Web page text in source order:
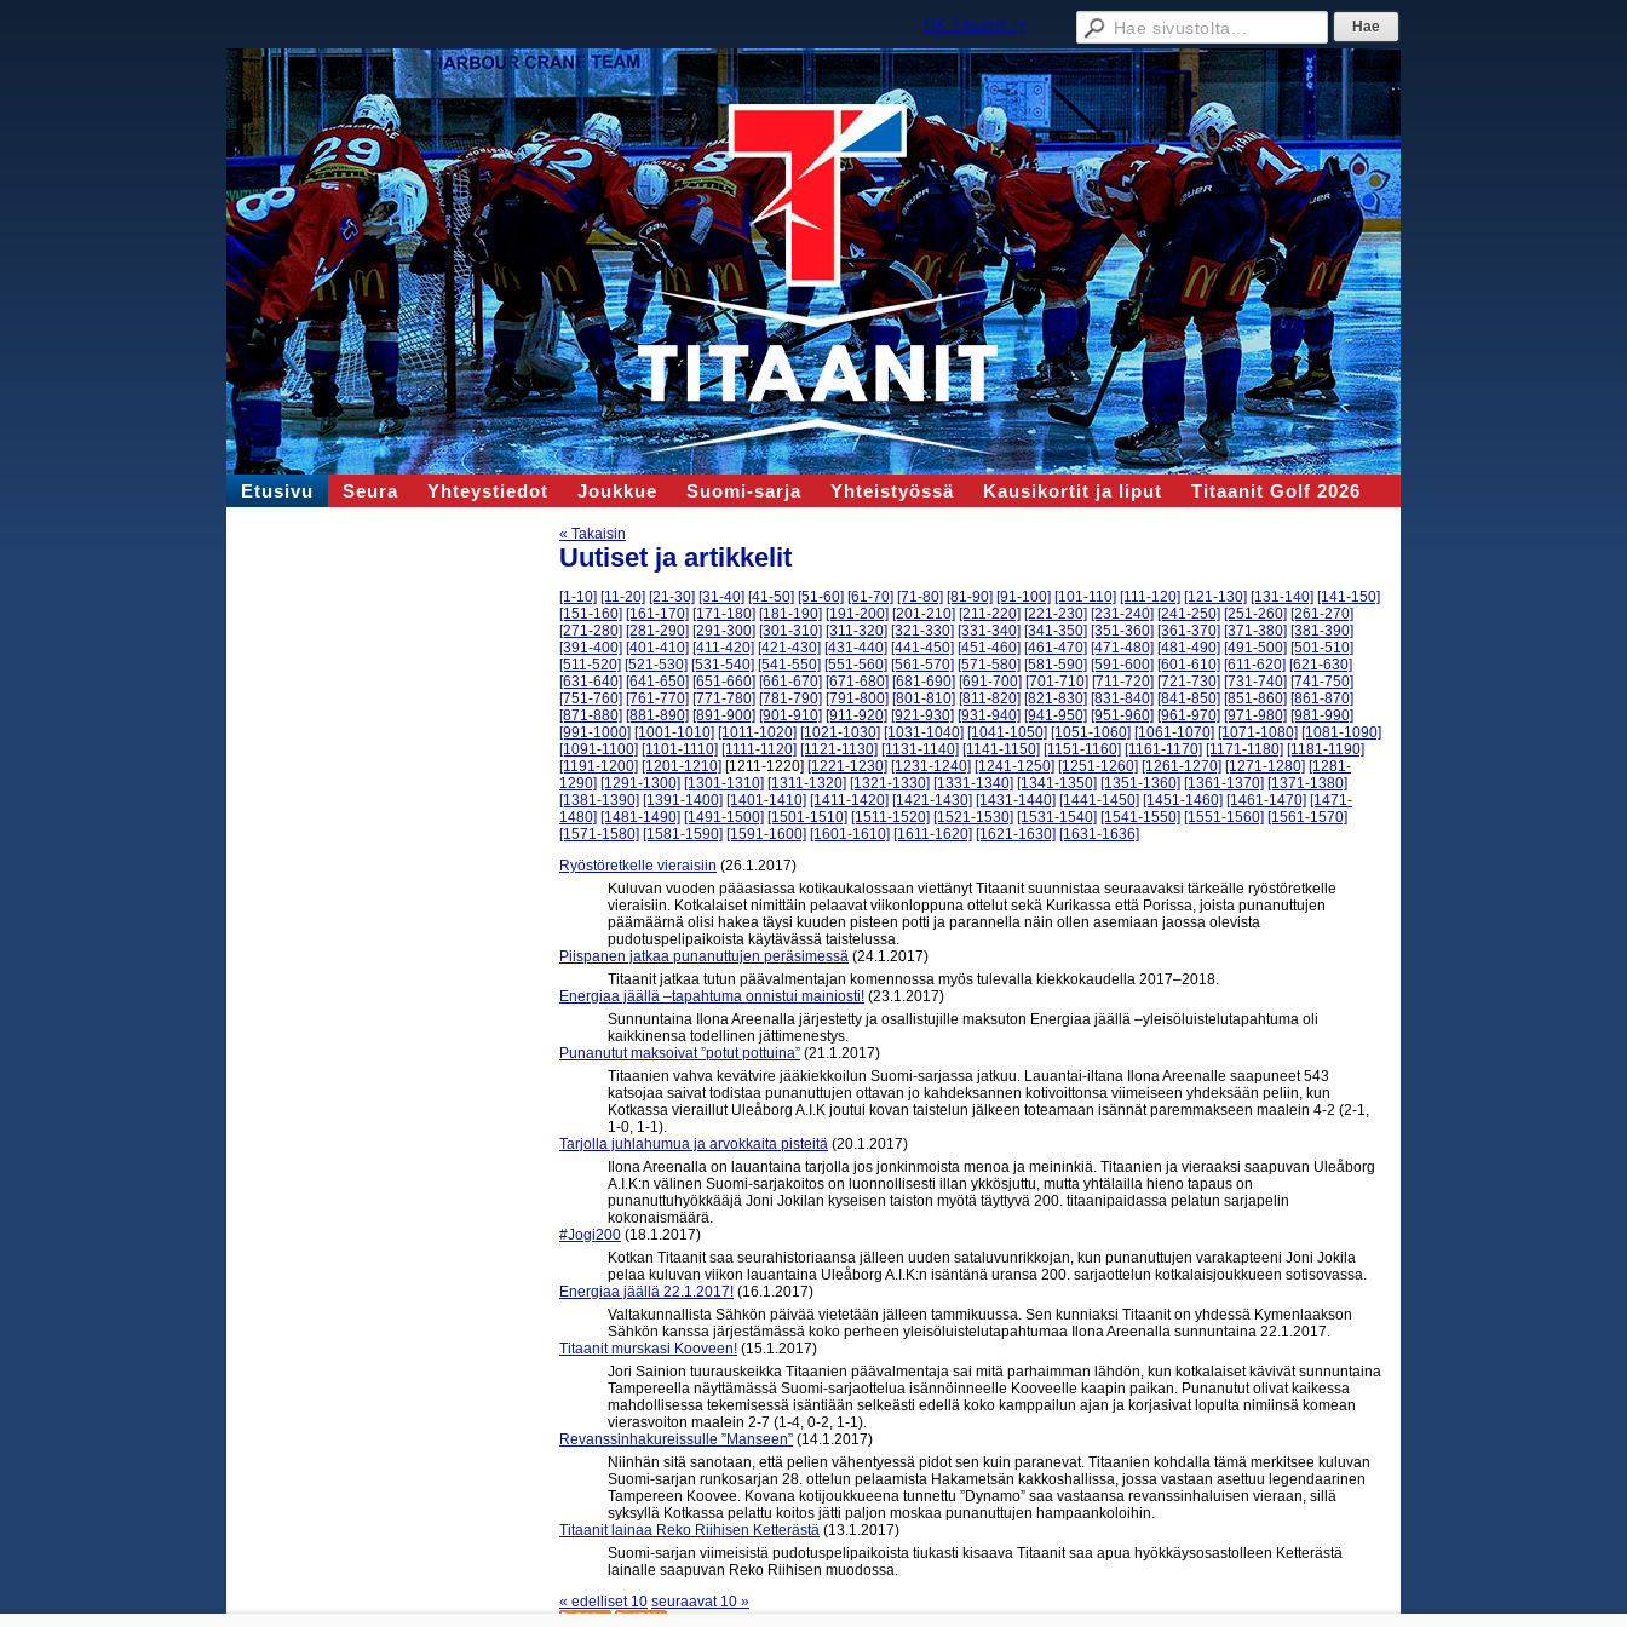
HK Titaanit ry
Etusivu Seura Yhteystiedot Joukkue Suomi-sarja Yhteistyössä Kausikortit ja liput Titaanit Golf 2026
« Takaisin
Uutiset ja artikkelit
[1-10] [11-20] [21-30] [31-40] [41-50] [51-60] [61-70] [71-80] [81-90] [91-100] [101-110] [111-120] [121-130] [131-140] [141-150]
[151-160] [161-170] [171-180] [181-190] [191-200] [201-210] [211-220] [221-230] [231-240] [241-250] [251-260] [261-270]
[271-280] [281-290] [291-300] [301-310] [311-320] [321-330] [331-340] [341-350] [351-360] [361-370] [371-380] [381-390]
[391-400] [401-410] [411-420] [421-430] [431-440] [441-450] [451-460] [461-470] [471-480] [481-490] [491-500] [501-510]
[511-520] [521-530] [531-540] [541-550] [551-560] [561-570] [571-580] [581-590] [591-600] [601-610] [611-620] [621-630]
[631-640] [641-650] [651-660] [661-670] [671-680] [681-690] [691-700] [701-710] [711-720] [721-730] [731-740] [741-750]
[751-760] [761-770] [771-780] [781-790] [791-800] [801-810] [811-820] [821-830] [831-840] [841-850] [851-860] [861-870]
[871-880] [881-890] [891-900] [901-910] [911-920] [921-930] [931-940] [941-950] [951-960] [961-970] [971-980] [981-990]
[991-1000] [1001-1010] [1011-1020] [1021-1030] [1031-1040] [1041-1050] [1051-1060] [1061-1070] [1071-1080] [1081-1090]
[1091-1100] [1101-1110] [1111-1120] [1121-1130] [1131-1140] [1141-1150] [1151-1160] [1161-1170] [1171-1180] [1181-1190]
[1191-1200] [1201-1210] [1211-1220] [1221-1230] [1231-1240] [1241-1250] [1251-1260] [1261-1270] [1271-1280] [1281-
1290] [1291-1300] [1301-1310] [1311-1320] [1321-1330] [1331-1340] [1341-1350] [1351-1360] [1361-1370] [1371-1380]
[1381-1390] [1391-1400] [1401-1410] [1411-1420] [1421-1430] [1431-1440] [1441-1450] [1451-1460] [1461-1470] [1471-
1480] [1481-1490] [1491-1500] [1501-1510] [1511-1520] [1521-1530] [1531-1540] [1541-1550] [1551-1560] [1561-1570]
[1571-1580] [1581-1590] [1591-1600] [1601-1610] [1611-1620] [1621-1630] [1631-1636]
Ryöstöretkelle vieraisiin (26.1.2017)
Kuluvan vuoden pääasiassa kotikaukalossaan viettänyt Titaanit suunnistaa seuraavaksi tärkeälle ryöstöretkelle
vieraisiin. Kotkalaiset nimittäin pelaavat viikonloppuna ottelut sekä Kurikassa että Porissa, joista punanuttujen
päämäärnä olisi hakea täysi kuuden pisteen potti ja parannella näin ollen asemiaan jaossa olevista
pudotuspelipaikoista käytävässä taistelussa.
Piispanen jatkaa punanuttujen peräsimessä (24.1.2017)
Titaanit jatkaa tutun päävalmentajan komennossa myös tulevalla kiekkokaudella 2017–2018.
Energiaa jäällä –tapahtuma onnistui mainiosti! (23.1.2017)
Sunnuntaina Ilona Areenalla järjestetty ja osallistujille maksuton Energiaa jäällä –yleisöluistelutapahtuma oli
kaikkinensa todellinen jättimenestys.
Punanutut maksoivat ”potut pottuina” (21.1.2017)
Titaanien vahva kevätvire jääkiekkoilun Suomi-sarjassa jatkuu. Lauantai-iltana Ilona Areenalle saapuneet 543
katsojaa saivat todistaa punanuttujen ottavan jo kahdeksannen kotivoittonsa viimeiseen yhdeksään peliin, kun
Kotkassa vieraillut Uleåborg A.I.K joutui kovan taistelun jälkeen toteamaan isännät paremmakseen maalein 4-2 (2-1,
1-0, 1-1).
Tarjolla juhlahumua ja arvokkaita pisteitä (20.1.2017)
Ilona Areenalla on lauantaina tarjolla jos jonkinmoista menoa ja meininkiä. Titaanien ja vieraaksi saapuvan Uleåborg
A.I.K:n välinen Suomi-sarjakoitos on luonnollisesti illan ykkösjuttu, mutta yhtälailla hieno tapaus on
punanuttuhyökkääjä Joni Jokilan kyseisen taiston myötä täyttyvä 200. titaanipaidassa pelatun sarjapelin
kokonaismäärä.
#Jogi200 (18.1.2017)
Kotkan Titaanit saa seurahistoriaansa jälleen uuden sataluvunrikkojan, kun punanuttujen varakapteeni Joni Jokila
pelaa kuluvan viikon lauantaina Uleåborg A.I.K:n isäntänä uransa 200. sarjaottelun kotkalaisjoukkueen sotisovassa.
Energiaa jäällä 22.1.2017! (16.1.2017)
Valtakunnallista Sähkön päivää vietetään jälleen tammikuussa. Sen kunniaksi Titaanit on yhdessä Kymenlaakson
Sähkön kanssa järjestämässä koko perheen yleisöluistelutapahtumaa Ilona Areenalla sunnuntaina 22.1.2017.
Titaanit murskasi Kooveen! (15.1.2017)
Jori Sainion tuurauskeikka Titaanien päävalmentaja sai mitä parhaimman lähdön, kun kotkalaiset kävivät sunnuntaina
Tampereella näyttämässä Suomi-sarjaottelua isännöinneelle Kooveelle kaapin paikan. Punanutut olivat kaikessa
mahdollisessa tekemisessä isäntiään selkeästi edellä koko kamppailun ajan ja korjasivat lopulta nimiinsä komean
vierasvoiton maalein 2-7 (1-4, 0-2, 1-1).
Revanssinhakureissulle ”Manseen” (14.1.2017)
Niinhän sitä sanotaan, että pelien vähentyessä pidot sen kuin paranevat. Titaanien kohdalla tämä merkitsee kuluvan
Suomi-sarjan runkosarjan 28. ottelun pelaamista Hakametsän kakkoshallissa, jossa vastaan asettuu legendaarinen
Tampereen Koovee. Kovana kotijoukkueena tunnettu ”Dynamo” saa vastaansa revanssinhaluisen vieraan, sillä
syksyllä Kotkassa pelattu koitos jätti paljon moskaa punanuttujen hampaankoloihin.
Titaanit lainaa Reko Riihisen Ketterästä (13.1.2017)
Suomi-sarjan viimeisistä pudotuspelipaikoista tiukasti kisaava Titaanit saa apua hyökkäysosastolleen Ketterästä
lainalle saapuvan Reko Riihisen muodossa.
« edelliset 10 seuraavat 10 »